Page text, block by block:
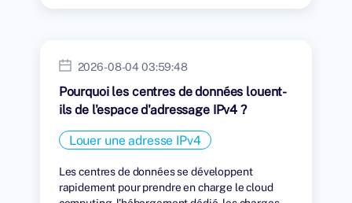
2026-08-04 03:59:48
Pourquoi les centres de données louent-
ils de l'espace d'adressage IPv4 ?
Louer une adresse IPv4
Les centres de données se développent
rapidement pour prendre en charge le cloud